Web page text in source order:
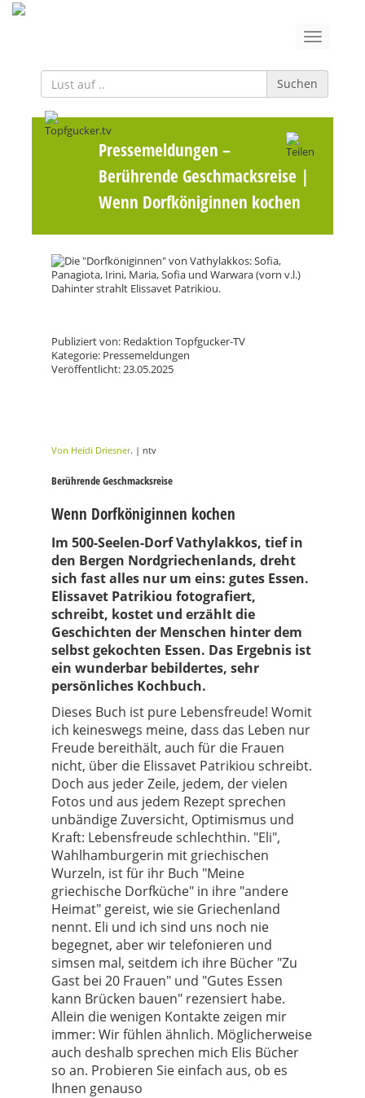
Suchen
Pressemeldungen –
Berührende Geschmacksreise |
Wenn Dorfköniginnen kochen
Publiziert von: Redaktion Topfgucker-TV
Kategorie: Pressemeldungen
Veröffentlicht: 23.05.2025
Von Heidi Driesner. | ntv
Berührende Geschmacksreise
Wenn Dorfköniginnen kochen
Im 500-Seelen-Dorf Vathylakkos, tief in
den Bergen Nordgriechenlands, dreht
sich fast alles nur um eins: gutes Essen.
Elissavet Patrikiou fotografiert,
schreibt, kostet und erzählt die
Geschichten der Menschen hinter dem
selbst gekochten Essen. Das Ergebnis ist
ein wunderbar bebildertes, sehr
persönliches Kochbuch.
Dieses Buch ist pure Lebensfreude! Womit
ich keineswegs meine, dass das Leben nur
Freude bereithält, auch für die Frauen
nicht, über die Elissavet Patrikiou schreibt.
Doch aus jeder Zeile, jedem, der vielen
Fotos und aus jedem Rezept sprechen
unbändige Zuversicht, Optimismus und
Kraft: Lebensfreude schlechthin. "Eli",
Wahlhamburgerin mit griechischen
Wurzeln, ist für ihr Buch "Meine
griechische Dorfküche" in ihre "andere
Heimat" gereist, wie sie Griechenland
nennt. Eli und ich sind uns noch nie
begegnet, aber wir telefonieren und
simsen mal, seitdem ich ihre Bücher "Zu
Gast bei 20 Frauen" und "Gutes Essen
kann Brücken bauen" rezensiert habe.
Allein die wenigen Kontakte zeigen mir
immer: Wir fühlen ähnlich. Möglicherweise
auch deshalb sprechen mich Elis Bücher
so an. Probieren Sie einfach aus, ob es
Ihnen genauso